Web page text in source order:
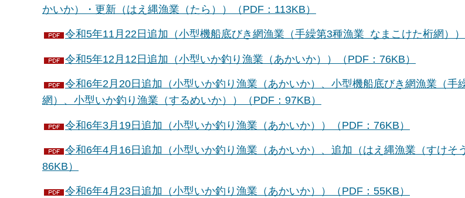
かいか）・更新（はえ縄漁業（たら））（PDF：113KB）
令和5年11月22日追加（小型機船底びき網漁業（手繰第3種漁業 なまこけた桁網））
令和5年12月12日追加（小型いか釣り漁業（あかいか））（PDF：76KB）
令和6年2月20日追加（小型いか釣り漁業（あかいか）、小型機船底びき網漁業（手
網）、小型いか釣り漁業（するめいか））（PDF：97KB）
令和6年3月19日追加（小型いか釣り漁業（あかいか））（PDF：76KB）
令和6年4月16日追加（小型いか釣り漁業（あかいか）、追加（はえ縄漁業（すけそ
86KB）
令和6年4月23日追加（小型いか釣り漁業（あかいか））（PDF：55KB）